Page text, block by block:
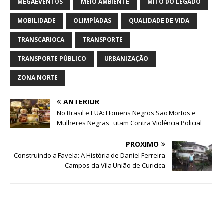
MOBILIDADE OLIMPÍADAS QUALIDADE DE VIDA
TRANSCARIOCA TRANSPORTE
TRANSPORTE PÚBLICO URBANIZAÇÃO
ZONA NORTE
ANTERIOR
No Brasil e EUA: Homens Negros São Mortos e
Mulheres Negras Lutam Contra Violência Policial
PRÓXIMO
Construindo a Favela: A História de Daniel Ferreira
Campos da Vila União de Curicica